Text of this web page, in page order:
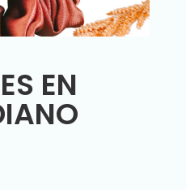
EN